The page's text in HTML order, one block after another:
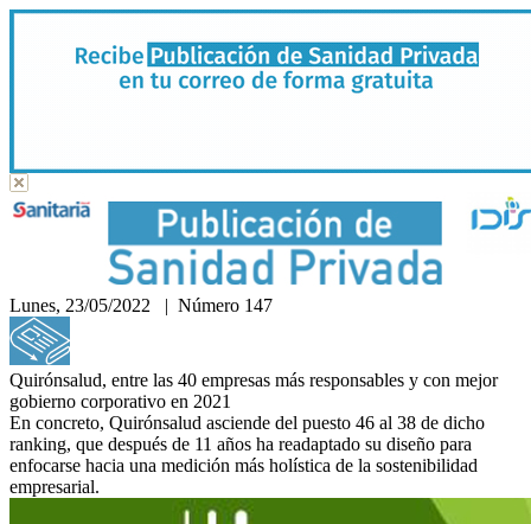
Lunes, 23/05/2022 | Número 147
Quirónsalud, entre las 40 empresas más responsables y con mejor
gobierno corporativo en 2021
En concreto, Quirónsalud asciende del puesto 46 al 38 de dicho
ranking, que después de 11 años ha readaptado su diseño para
enfocarse hacia una medición más holística de la sostenibilidad
empresarial.